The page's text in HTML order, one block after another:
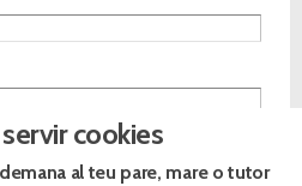
cookies
al teu pare, mare o tutor